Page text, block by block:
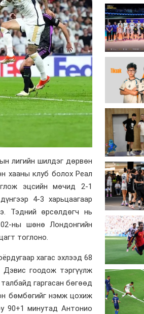
лигийн шилдэг дөрвөн
хааны клуб болох Реал
эцсийн мөчид 2-1
4-3 харьцаагаар
Тэдний өрсөлдөгч нь
ны шөнө Лондонгийн
тоглоно.
хагас эхлээд 68
гоодож тэргүүлж
гаргасан бөгөөд
бөмбөгийг нэмж цохиж
90+1 минутад Антонио